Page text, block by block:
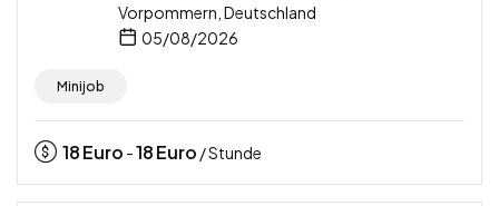
Vorpommern, Deutschland
05/08/2026
Minijob
18Euro -18Euro / Stunde